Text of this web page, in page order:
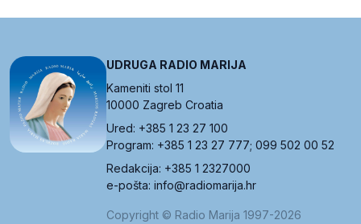
UDRUGA RADIO MARIJA
Kameniti stol 11
10000 Zagreb Croatia
Ured: +385 1 23 27 100
Program: +385 1 23 27 777; 099 502 00 52
Redakcija: +385 1 2327000
e-pošta: info@radiomarija.hr
Copyright © Radio Marija 1997-2026